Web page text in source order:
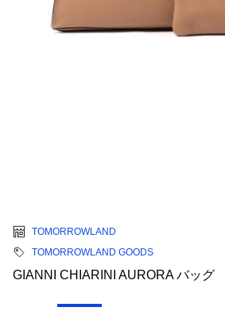
TOMORROWLAND
TOMORROWLAND GOODS
GIANNI CHIARINI AURORA バッグ